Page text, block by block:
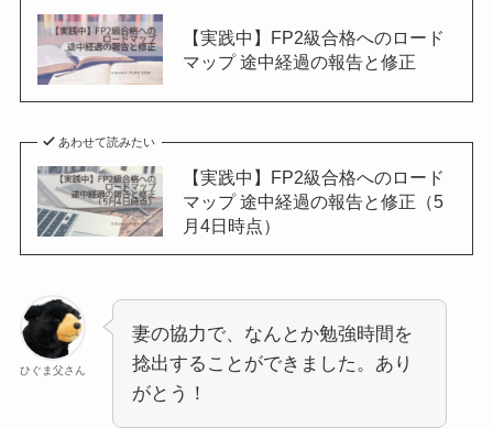
【実践中】FP2級合格へのロード
マップ 途中経過の報告と修正
あわせて読みたい
【実践中】FP2級合格へのロード
マップ 途中経過の報告と修正（5
月4日時点）
ひぐま父さん
妻の協力で、なんとか勉強時間を
捻出することができました。あり
がとう！